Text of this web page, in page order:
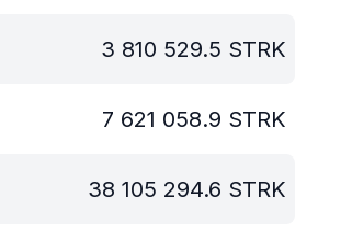
3 810 529.5 STRK
7 621 058.9 STRK
38 105 294.6 STRK